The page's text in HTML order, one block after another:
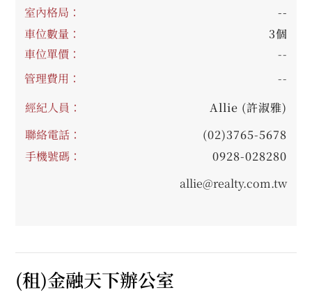
室內格局：
--
車位數量：
3個
車位單價：
--
管理費用：
--
經紀人員：
Allie (許淑雅)
聯絡電話：
(02)3765-5678
手機號碼：
0928-028280
allie@realty.com.tw
(租)金融天下辦公室